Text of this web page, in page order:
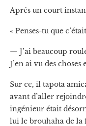
Après un court
« Penses-tu que
— J’ai beaucoup
J’en ai vu des
Sur ce, il tapota
avant d’aller
ingénieur était
lui le brouhaha de la